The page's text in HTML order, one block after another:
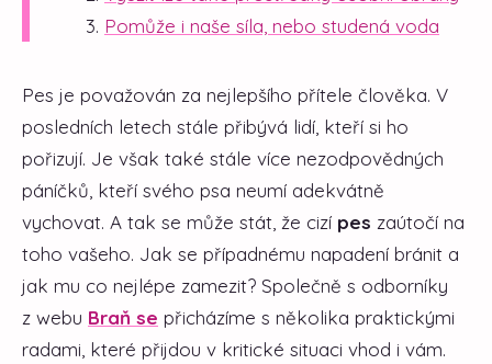
Pomůže i naše síla, nebo studená voda
Pes je považován za nejlepšího přítele člověka. V
posledních letech stále přibývá lidí, kteří si ho
pořizují. Je však také stále více nezodpovědných
páníčků, kteří svého psa neumí adekvátně
vychovat. A tak se může stát, že cizí pes zaútočí na
toho vašeho. Jak se případnému napadení bránit a
jak mu co nejlépe zamezit? Společně s odborníky
z webu Braň se přicházíme s několika praktickými
radami, které přijdou v kritické situaci vhod i vám.